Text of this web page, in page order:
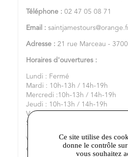
Téléphone : 02 47 05 08 71
Email :
Adresse : 21 rue Marceau -
Horaires d'ouvertures :
Lundi : Fermé
Mardi : 10h-13h / 14h-19h
Mercredi :10h-13h / 14h-19h
Jeudi : 10h-13h / 14h-19h
Vendredi : 10h-13h – 14h/19h
Samedi : 10h-19h
Vous pouvez aussi nous
et sur
Instagram
Ce site utilise des
donne le contrôle
vous souhaitez